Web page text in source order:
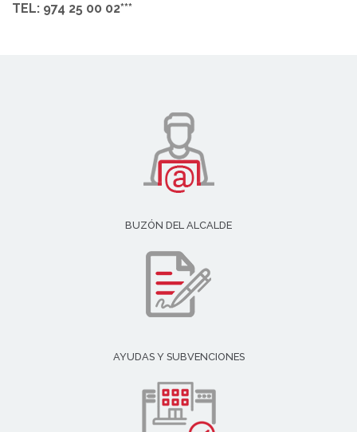
TEL: 974 25 00 02***
BUZÓN DEL ALCALDE
AYUDAS Y SUBVENCIONES